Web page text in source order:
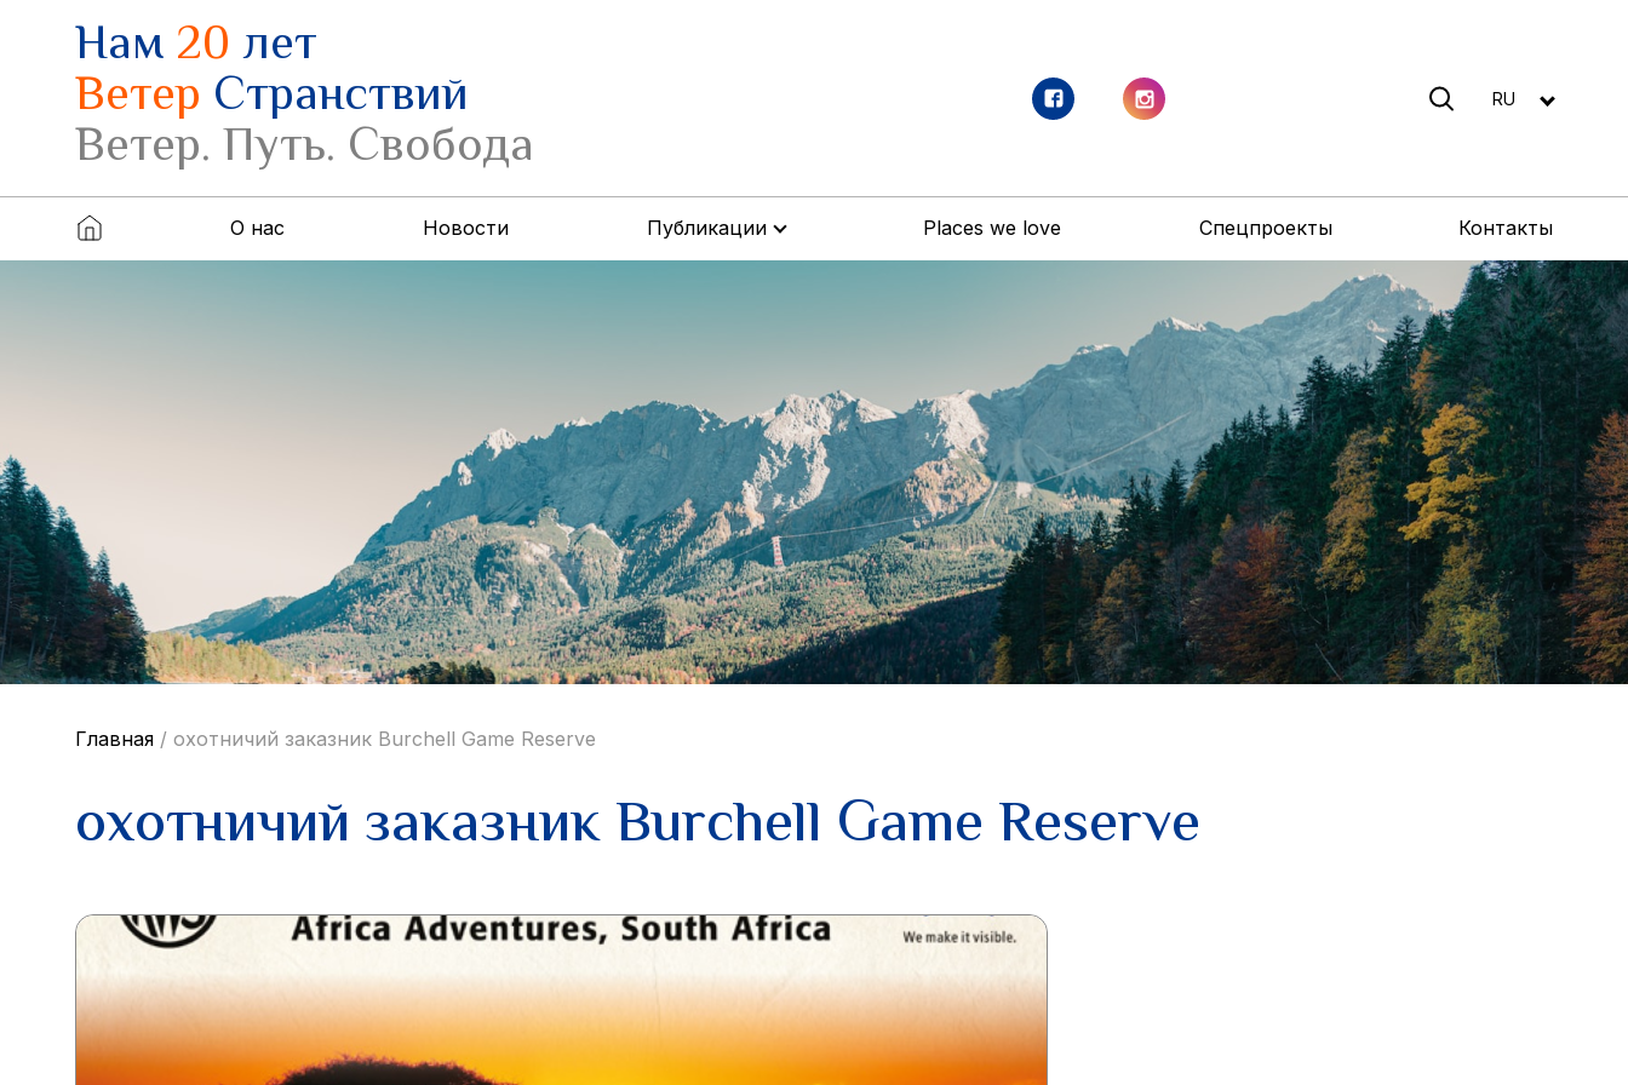
Нам20лет
Ветер Странствий
Ветер. Путь. Свобода
RU
О нас Новости Публикации Places we love Спецпроекты Контакты
Главная / охотничий заказник Burchell Game Reserve
охотничий заказник Burchell Game Reserve